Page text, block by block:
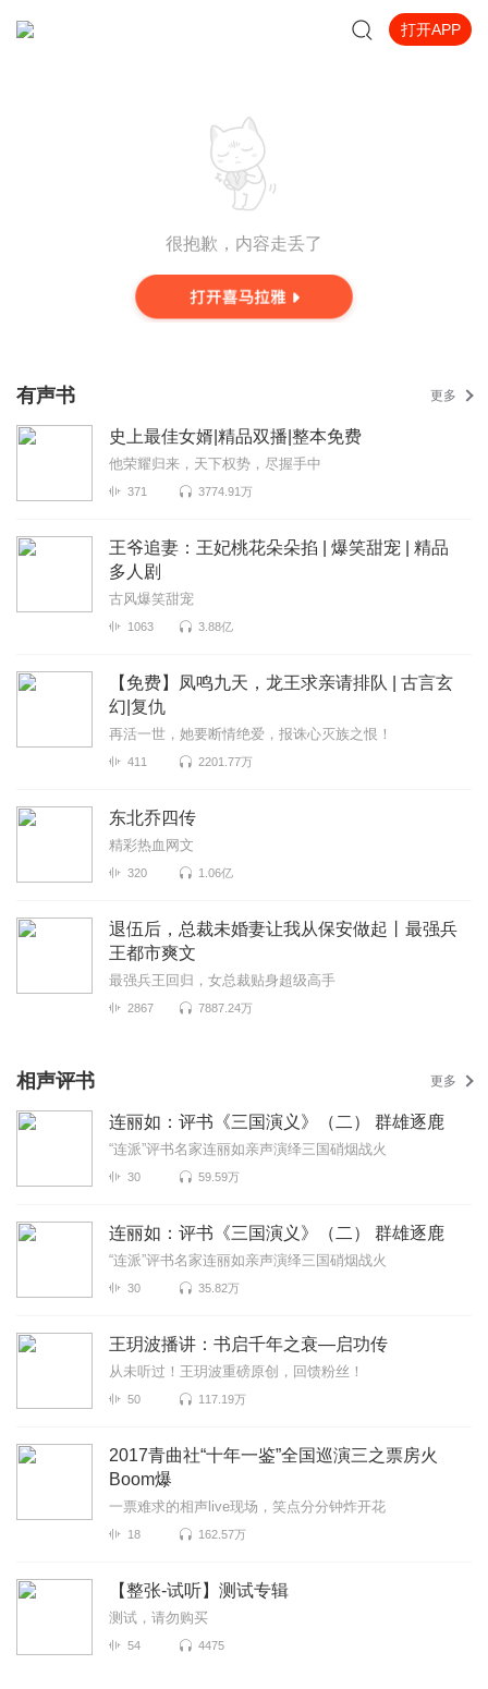
打开APP
很抱歉，内容走丢了
有声书 更多
史上最佳女婿|精品双播|整本免费
他荣耀归来，天下权势，尽握手中
371 3774.91万
王爷追妻：王妃桃花朵朵掐 | 爆笑甜宠 | 精品
多人剧
古风爆笑甜宠
1063 3.88亿
【免费】凤鸣九天，龙王求亲请排队 | 古言玄
幻|复仇
再活一世，她要断情绝爱，报诛心灭族之恨！
411 2201.77万
东北乔四传
精彩热血网文
320 1.06亿
退伍后，总裁未婚妻让我从保安做起丨最强兵
王都市爽文
最强兵王回归，女总裁贴身超级高手
2867 7887.24万
相声评书 更多
连丽如：评书《三国演义》（二） 群雄逐鹿
“连派”评书名家连丽如亲声演绎三国硝烟战火
30 59.59万
连丽如：评书《三国演义》（二） 群雄逐鹿
“连派”评书名家连丽如亲声演绎三国硝烟战火
30 35.82万
王玥波播讲：书启千年之衰—启功传
从未听过！王玥波重磅原创，回馈粉丝！
50 117.19万
2017青曲社“十年一鉴”全国巡演三之票房火
Boom爆
一票难求的相声live现场，笑点分分钟炸开花
18 162.57万
【整张-试听】测试专辑
测试，请勿购买
54 4475